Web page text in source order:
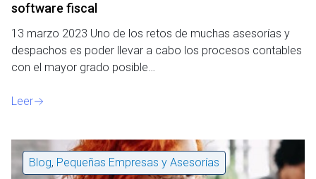
software fiscal
13 marzo 2023 Uno de los retos de muchas asesorías y
despachos es poder llevar a cabo los procesos contables
con el mayor grado posible…
Leer
Blog, Pequeñas Empresas y Asesorías